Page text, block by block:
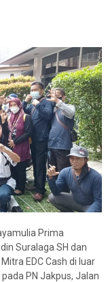
Prima
Suralaga SH dan
EDC Cash di luar
PN Jakpus, Jalan